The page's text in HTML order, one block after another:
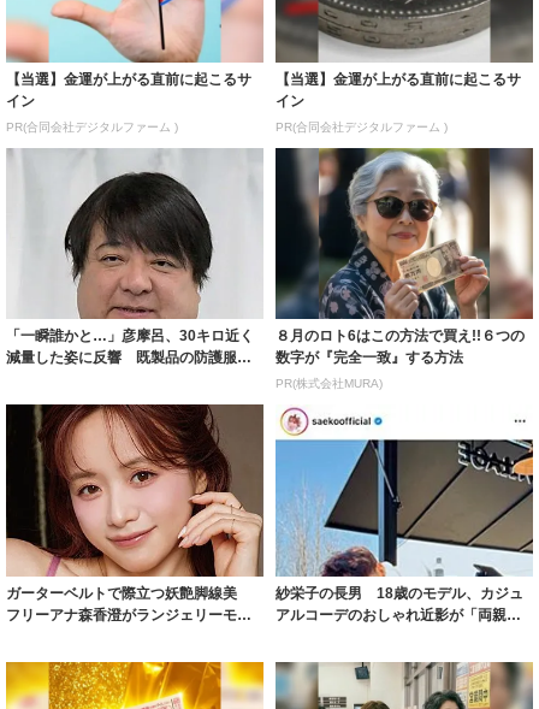
【当選】金運が上がる直前に起こるサ
イン
PR(合同会社デジタルファーム )
【当選】金運が上がる直前に起こるサ
イン
PR(合同会社デジタルファーム )
「一瞬誰かと…」彦摩呂、30キロ近く
減量した姿に反響 既製品の防護服が
８月のロト6はこの方法で買え!!６つの
数字が『完全一致』する方法
PR(株式会社MURA)
ガーターベルトで際立つ妖艶脚線美
フリーアナ森香澄がランジェリーモデ
紗栄子の長男 18歳のモデル、カジュ
アルコーデのおしゃれ近影が「両親の